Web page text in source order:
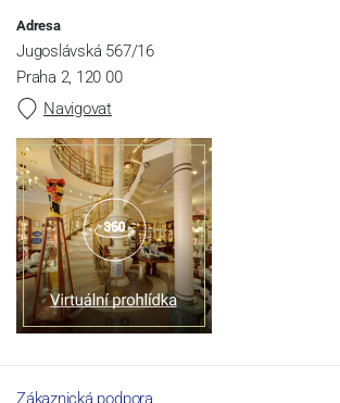
Adresa
Jugoslávská 567/16
Praha 2, 120 00
Navigovat
Zákaznická podpora